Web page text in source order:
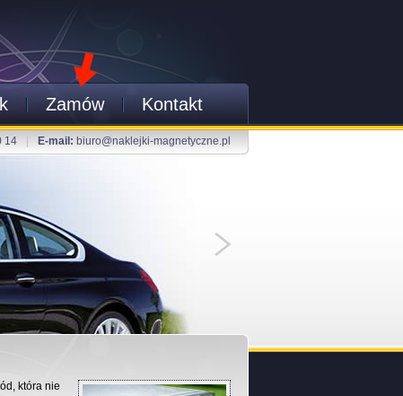
Zamów Kontakt
14 E-mail: biuro@naklejki-magnetyczne.pl
która nie